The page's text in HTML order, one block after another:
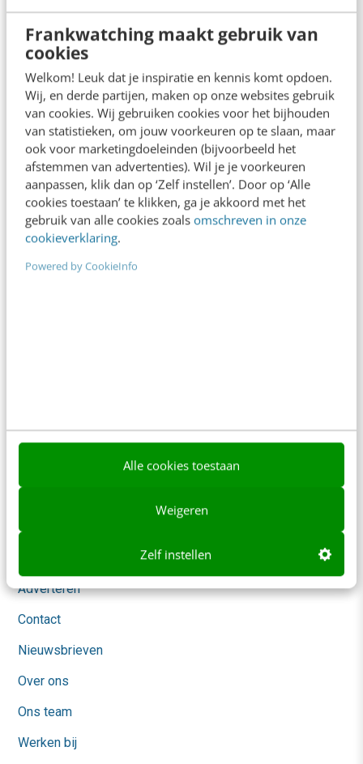
Frankwatching maakt gebruik van
cookies
Welkom! Leuk dat je inspiratie en kennis komt opdoen.
Wij, en derde partijen, maken op onze websites gebruik
van cookies. Wij gebruiken cookies voor het bijhouden
van statistieken, om jouw voorkeuren op te slaan, maar
ook voor marketingdoeleinden (bijvoorbeeld het
afstemmen van advertenties). Wil je je voorkeuren
aanpassen, klik dan op ‘Zelf instellen’. Door op ‘Alle
cookies toestaan’ te klikken, ga je akkoord met het
gebruik van alle cookies zoals omschreven in onze
cookieverklaring.
Powered by CookieInfo
Alle cookies toestaan
Weigeren
Zelf instellen
ONLINE MASTERCLASS
De nieuwe SEO- & GEO-
spelregels
In 2,5 uur van Google-first naar AI-first: zo wordt je
content beter gevonden. Schrijf je in en bekijk
direct.
Meer weten
Adverteren
Contact
Nieuwsbrieven
Over ons
Ons team
Werken bij